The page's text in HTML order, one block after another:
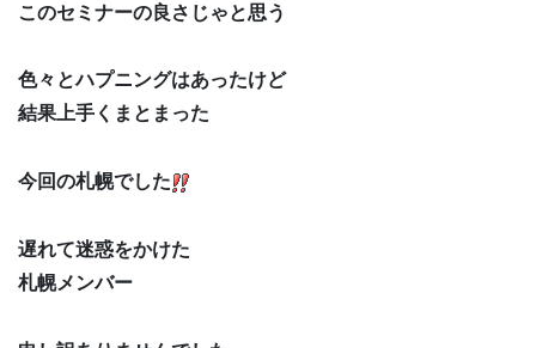
このセミナーの良さじゃと思う
色々とハプニングはあったけど
結果上手くまとまった
今回の札幌でした
遅れて迷惑をかけた
札幌メンバー